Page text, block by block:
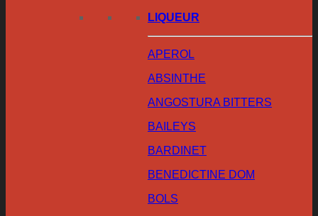
LIQUEUR
APEROL
ABSINTHE
ANGOSTURA BITTERS
BAILEYS
BARDINET
BENEDICTINE DOM
BOLS